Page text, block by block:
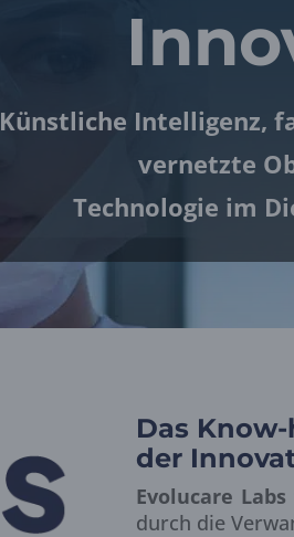
Künstliche Intelligenz,
vernetzte
Technologie im
Das
der
Evolucare Labs
durch die